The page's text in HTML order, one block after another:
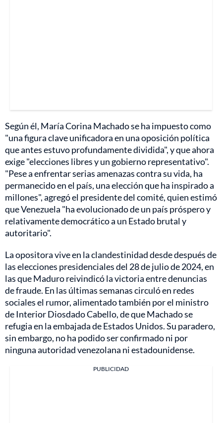
Según él, María Corina Machado se ha impuesto como
"una figura clave unificadora en una oposición política
que antes estuvo profundamente dividida", y que ahora
exige "elecciones libres y un gobierno representativo".
"Pese a enfrentar serias amenazas contra su vida, ha
permanecido en el país, una elección que ha inspirado a
millones", agregó el presidente del comité, quien estimó
que Venezuela "ha evolucionado de un país próspero y
relativamente democrático a un Estado brutal y
autoritario".
La opositora vive en la clandestinidad desde después de
las elecciones presidenciales del 28 de julio de 2024, en
las que Maduro reivindicó la victoria entre denuncias
de fraude. En las últimas semanas circuló en redes
sociales el rumor, alimentado también por el ministro
de Interior Diosdado Cabello, de que Machado se
refugia en la embajada de Estados Unidos. Su paradero,
sin embargo, no ha podido ser confirmado ni por
ninguna autoridad venezolana ni estadounidense.
PUBLICIDAD